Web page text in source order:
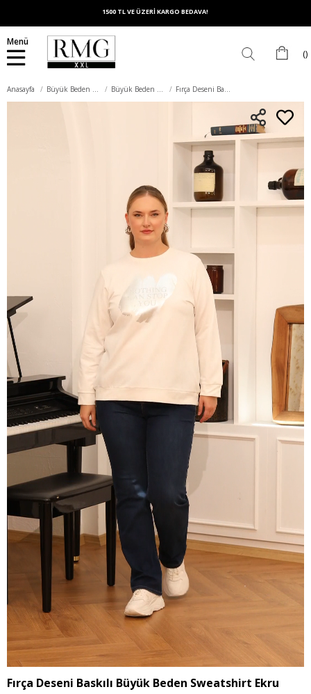
1500 TL VE ÜZERİ KARGO BEDAVA!
Menü
Anasayfa Büyük Beden Üst Giyim Büyük Beden Sweatshirt Fırça Deseni Baskılı Büyük Beden Sweatshirt Ekru
Fırça Deseni Baskılı Büyük Beden Sweatshirt Ekru